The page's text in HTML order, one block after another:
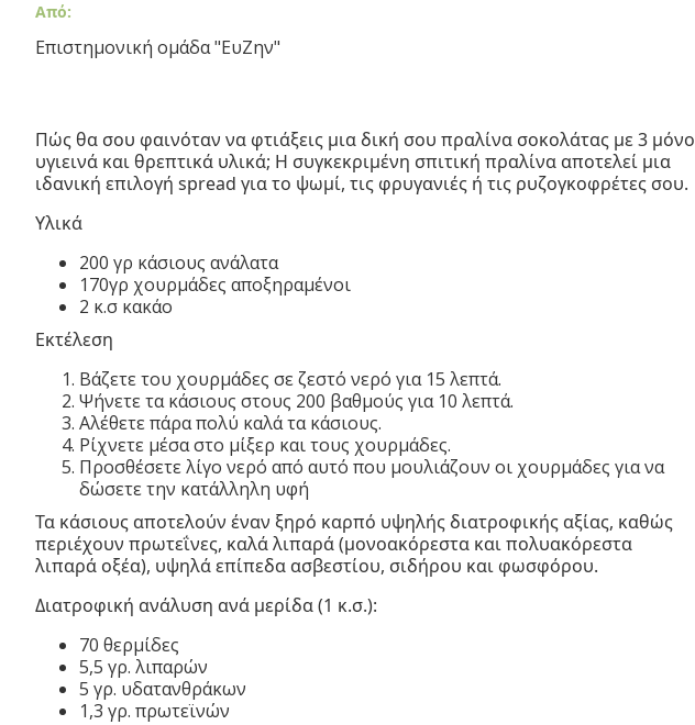
Από:
Επιστημονική ομάδα "ΕυΖην"
Πώς θα σου φαινόταν να φτιάξεις μια δική σου πραλίνα σοκολάτας με 3 μόνο
υγιεινά και θρεπτικά υλικά; Η συγκεκριμένη σπιτική πραλίνα αποτελεί μια
ιδανική επιλογή spread για το ψωμί, τις φρυγανιές ή τις ρυζογκοφρέτες σου.
Υλικά
200 γρ κάσιους ανάλατα
170γρ χουρμάδες αποξηραμένοι
2 κ.σ κακάο
Εκτέλεση
Βάζετε του χουρμάδες σε ζεστό νερό για 15 λεπτά.
Ψήνετε τα κάσιους στους 200 βαθμούς για 10 λεπτά.
Αλέθετε πάρα πολύ καλά τα κάσιους.
Ρίχνετε μέσα στο μίξερ και τους χουρμάδες.
Προσθέσετε λίγο νερό από αυτό που μουλιάζουν οι χουρμάδες για να
δώσετε την κατάλληλη υφή
Τα κάσιους αποτελούν έναν ξηρό καρπό υψηλής διατροφικής αξίας, καθώς
περιέχουν πρωτεΐνες, καλά λιπαρά (μονοακόρεστα και πολυακόρεστα
λιπαρά οξέα), υψηλά επίπεδα ασβεστίου, σιδήρου και φωσφόρου.
Διατροφική ανάλυση ανά μερίδα (1 κ.σ.):
70 θερμίδες
5,5 γρ. λιπαρών
5 γρ. υδατανθράκων
1,3 γρ. πρωτεϊνών